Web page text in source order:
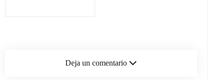
Deja un comentario